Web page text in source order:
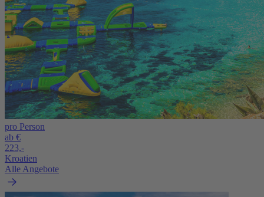
pro Person
ab €
223,-
Kroatien
Alle Angebote